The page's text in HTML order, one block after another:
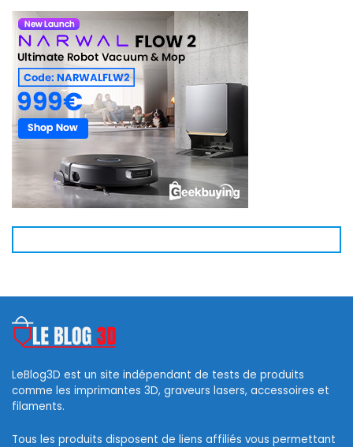
LeBlog3D est un site indépendant de tests de produits
comme les imprimantes 3D, graveurs lasers, accessoires et
filaments.
Tous les produits disposent de liens affiliés vous permettant